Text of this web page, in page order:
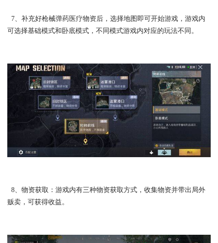
7、补充好枪械弹药医疗物资后，选择地图即可开始游戏，游戏内
可选择基础模式和卧底模式，不同模式游戏内对应的玩法不同。
8、物资获取：游戏内有三种物资获取方式，收集物资并带出局外
贩卖，可获得收益。